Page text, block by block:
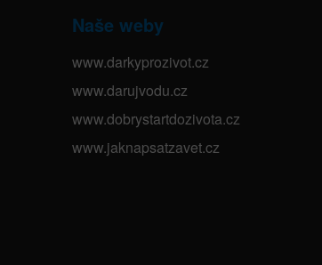
Naše weby
www.darkyprozivot.cz
www.darujvodu.cz
www.dobrystartdozivota.cz
www.jaknapsatzavet.cz